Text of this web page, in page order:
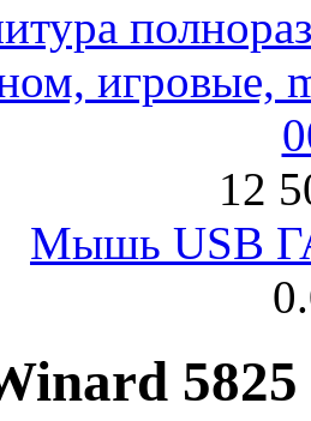
игровые,
12
Мышь USB